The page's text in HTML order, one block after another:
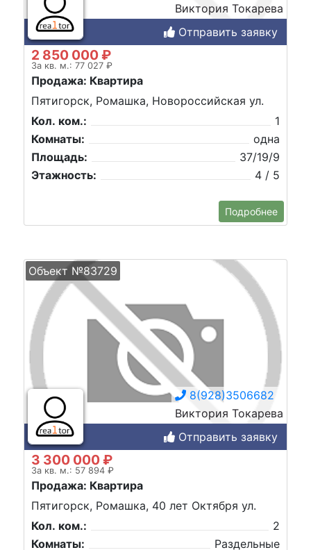
Виктория Токарева
Отправить заявку
2 850 000 ₽
За кв. м.: 77 027 ₽
Продажа: Квартира
Пятигорск, Ромашка, Новороссийская ул.
Кол. ком.:
1
Комнаты:
одна
Площадь:
37/19/9
Этажность:
4 / 5
Подробнее
Объект №83729
8(928)3506682
Виктория Токарева
Отправить заявку
3 300 000 ₽
За кв. м.: 57 894 ₽
Продажа: Квартира
Пятигорск, Ромашка, 40 лет Октября ул.
Кол. ком.:
2
Комнаты:
Раздельные